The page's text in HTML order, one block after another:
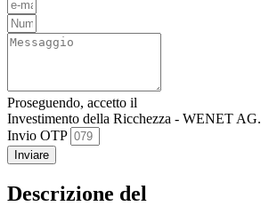
Proseguendo, accetto il
Investimento della Ricchezza - WENET AG.
Invio OTP
Inviare
Descrizione del